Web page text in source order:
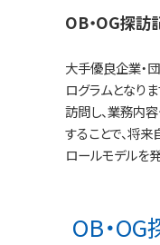
OB・OG探訪
大手優良企業・
ログラムとなり
訪問し、業務内
することで、将
ロールモデルを
OB・